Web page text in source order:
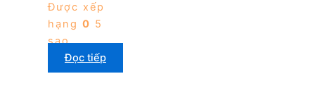
Được xếp
hạng 0 5
sao
Đọc tiếp